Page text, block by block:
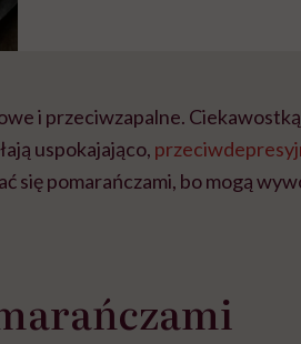
i przeciwzapalne.
uspokajająco,
się pomarańczami, bo mogą